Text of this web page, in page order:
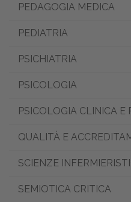
PEDAGOGIA MEDICA
PEDIATRIA
PSICHIATRIA
PSICOLOGIA
PSICOLOGIA CLINICA E
QUALITÀ E
SCIENZE
SEMIOTICA CRITICA